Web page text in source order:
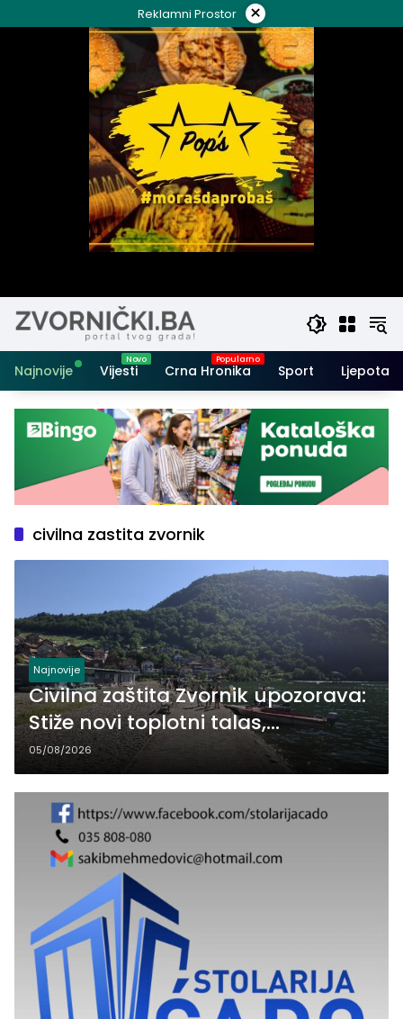
to
Reklamni Prostor ×
Najnovije Vijesti Crna Hronika Sport Ljepota i
civilna zastita zvornik
Najnovije
Civilna zaštita Zvornik upozorava:
Stiže novi toplotni talas,
temperature do 41 stepen
05/08/2026